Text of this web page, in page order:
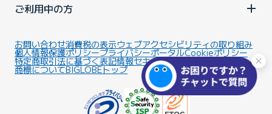
ご利用中の方
お問い合わせ消費税の表示ウェブアクセシビリティの取り組み
個人情報保護ポリシープライバシーポータルCookieポリシー
特定商取引法に基づく表記情報セキュリティ基本方針
商標についてBIGLOBEトップ